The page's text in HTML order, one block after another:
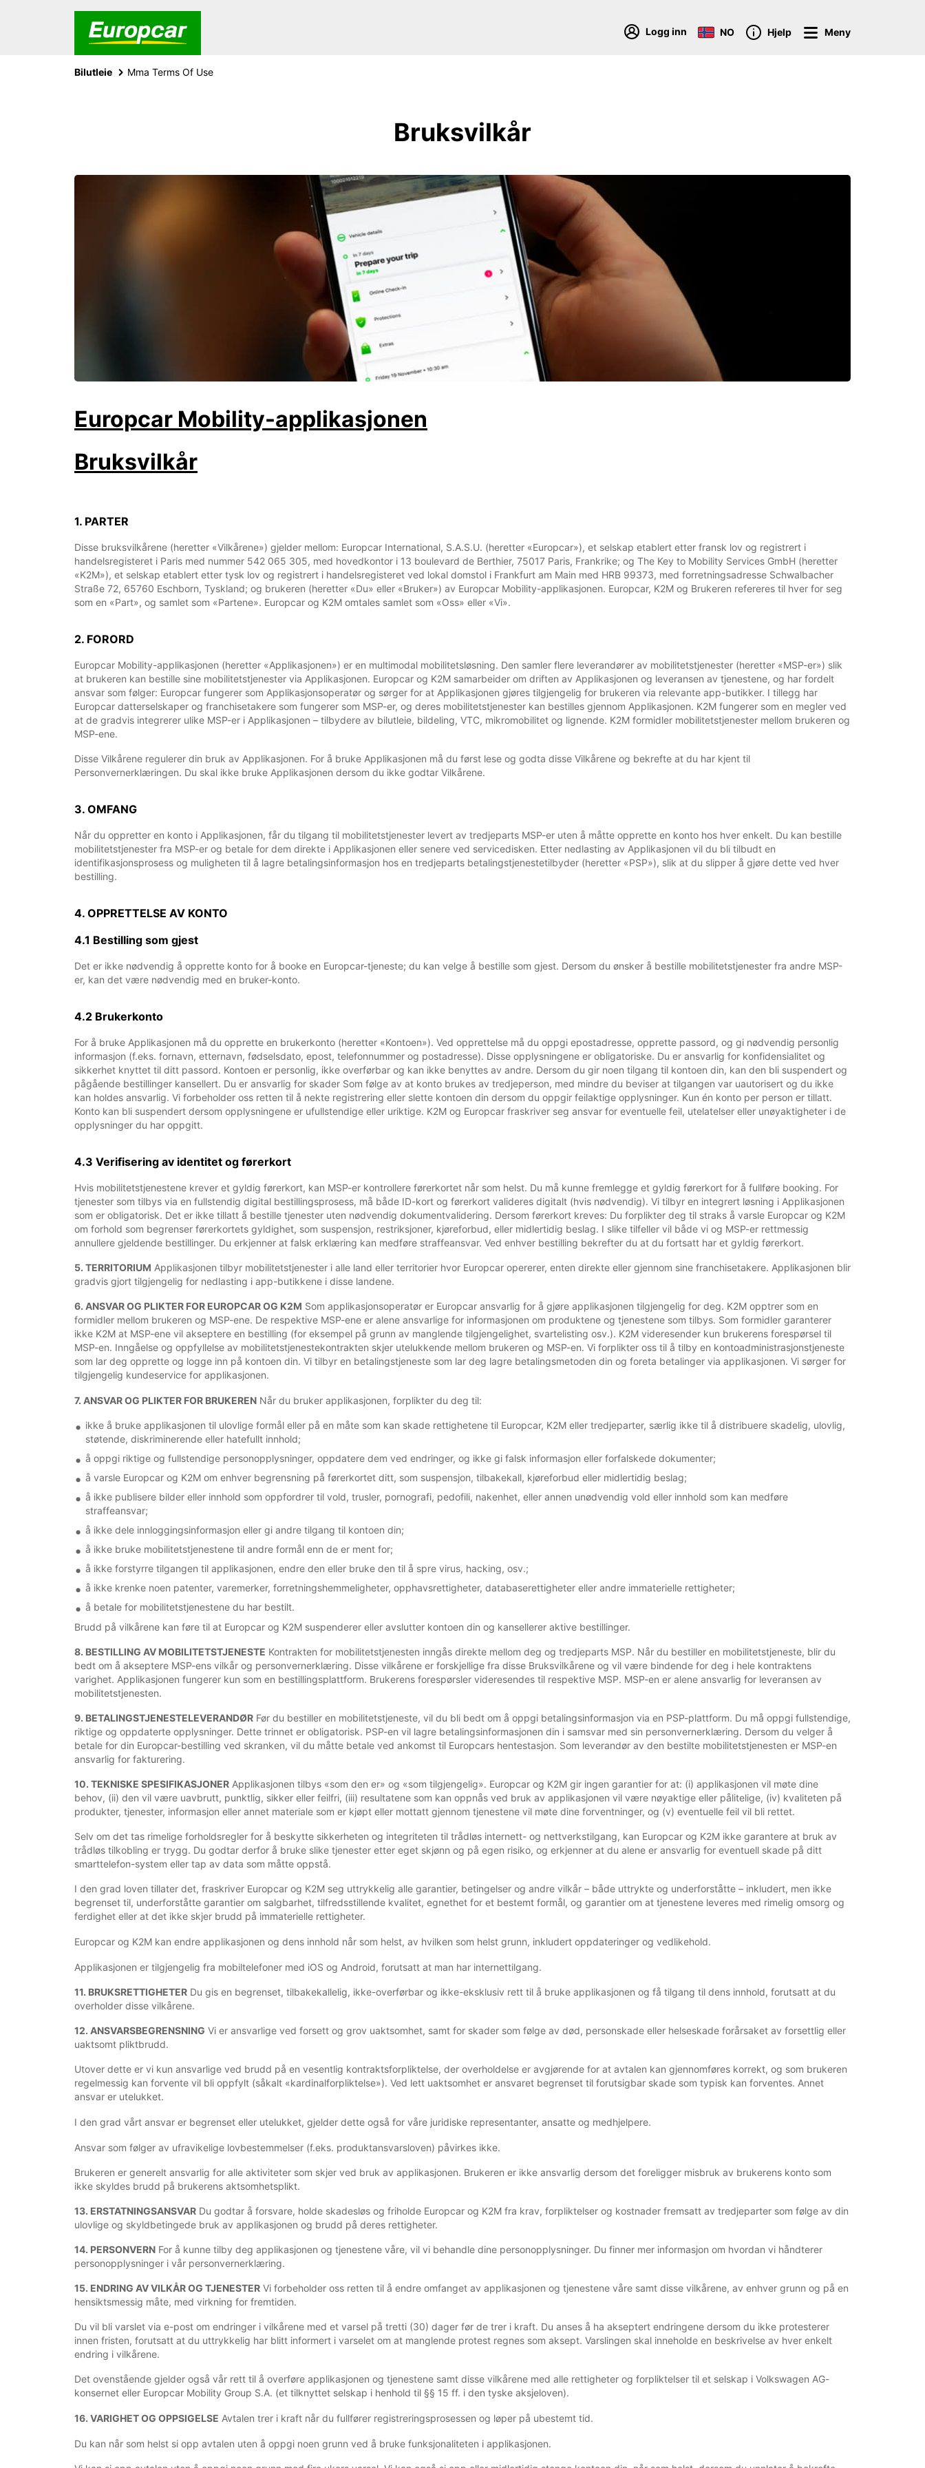
Logg inn NO Hjelp Meny
Bilutleie Mma Terms Of Use
Bruksvilkår
Europcar Mobility-applikasjonen
Bruksvilkår
1. PARTER
Disse bruksvilkårene (heretter «Vilkårene») gjelder mellom: Europcar International, S.A.S.U. (heretter «Europcar»), et selskap etablert etter fransk lov og registrert i
handelsregisteret i Paris med nummer 542 065 305, med hovedkontor i 13 boulevard de Berthier, 75017 Paris, Frankrike; og The Key to Mobility Services GmbH (heretter
«K2M»), et selskap etablert etter tysk lov og registrert i handelsregisteret ved lokal domstol i Frankfurt am Main med HRB 99373, med forretningsadresse Schwalbacher
Straße 72, 65760 Eschborn, Tyskland; og brukeren (heretter «Du» eller «Bruker») av Europcar Mobility-applikasjonen. Europcar, K2M og Brukeren refereres til hver for seg
som en «Part», og samlet som «Partene». Europcar og K2M omtales samlet som «Oss» eller «Vi».
2. FORORD
Europcar Mobility-applikasjonen (heretter «Applikasjonen») er en multimodal mobilitetsløsning. Den samler flere leverandører av mobilitetstjenester (heretter «MSP-er») slik
at brukeren kan bestille sine mobilitetstjenester via Applikasjonen. Europcar og K2M samarbeider om driften av Applikasjonen og leveransen av tjenestene, og har fordelt
ansvar som følger: Europcar fungerer som Applikasjonsoperatør og sørger for at Applikasjonen gjøres tilgjengelig for brukeren via relevante app-butikker. I tillegg har
Europcar datterselskaper og franchisetakere som fungerer som MSP-er, og deres mobilitetstjenester kan bestilles gjennom Applikasjonen. K2M fungerer som en megler ved
at de gradvis integrerer ulike MSP-er i Applikasjonen – tilbydere av bilutleie, bildeling, VTC, mikromobilitet og lignende. K2M formidler mobilitetstjenester mellom brukeren og
MSP-ene.
Disse Vilkårene regulerer din bruk av Applikasjonen. For å bruke Applikasjonen må du først lese og godta disse Vilkårene og bekrefte at du har kjent til
Personvernerklæringen. Du skal ikke bruke Applikasjonen dersom du ikke godtar Vilkårene.
3. OMFANG
Når du oppretter en konto i Applikasjonen, får du tilgang til mobilitetstjenester levert av tredjeparts MSP-er uten å måtte opprette en konto hos hver enkelt. Du kan bestille
mobilitetstjenester fra MSP-er og betale for dem direkte i Applikasjonen eller senere ved servicedisken. Etter nedlasting av Applikasjonen vil du bli tilbudt en
identifikasjonsprosess og muligheten til å lagre betalingsinformasjon hos en tredjeparts betalingstjenestetilbyder (heretter «PSP»), slik at du slipper å gjøre dette ved hver
bestilling.
4. OPPRETTELSE AV KONTO
4.1 Bestilling som gjest
Det er ikke nødvendig å opprette konto for å booke en Europcar-tjeneste; du kan velge å bestille som gjest. Dersom du ønsker å bestille mobilitetstjenester fra andre MSP-
er, kan det være nødvendig med en bruker-konto.
4.2 Brukerkonto
For å bruke Applikasjonen må du opprette en brukerkonto (heretter «Kontoen»). Ved opprettelse må du oppgi epostadresse, opprette passord, og gi nødvendig personlig
informasjon (f.eks. fornavn, etternavn, fødselsdato, epost, telefonnummer og postadresse). Disse opplysningene er obligatoriske. Du er ansvarlig for konfidensialitet og
sikkerhet knyttet til ditt passord. Kontoen er personlig, ikke overførbar og kan ikke benyttes av andre. Dersom du gir noen tilgang til kontoen din, kan den bli suspendert og
pågående bestillinger kansellert. Du er ansvarlig for skader Som følge av at konto brukes av tredjeperson, med mindre du beviser at tilgangen var uautorisert og du ikke
kan holdes ansvarlig. Vi forbeholder oss retten til å nekte registrering eller slette kontoen din dersom du oppgir feilaktige opplysninger. Kun én konto per person er tillatt.
Konto kan bli suspendert dersom opplysningene er ufullstendige eller uriktige. K2M og Europcar fraskriver seg ansvar for eventuelle feil, utelatelser eller unøyaktigheter i de
opplysninger du har oppgitt.
4.3 Verifisering av identitet og førerkort
Hvis mobilitetstjenestene krever et gyldig førerkort, kan MSP-er kontrollere førerkortet når som helst. Du må kunne fremlegge et gyldig førerkort for å fullføre booking. For
tjenester som tilbys via en fullstendig digital bestillingsprosess, må både ID-kort og førerkort valideres digitalt (hvis nødvendig). Vi tilbyr en integrert løsning i Applikasjonen
som er obligatorisk. Det er ikke tillatt å bestille tjenester uten nødvendig dokumentvalidering. Dersom førerkort kreves: Du forplikter deg til straks å varsle Europcar og K2M
om forhold som begrenser førerkortets gyldighet, som suspensjon, restriksjoner, kjøreforbud, eller midlertidig beslag. I slike tilfeller vil både vi og MSP-er rettmessig
annullere gjeldende bestillinger. Du erkjenner at falsk erklæring kan medføre straffeansvar. Ved enhver bestilling bekrefter du at du fortsatt har et gyldig førerkort.
5. TERRITORIUM Applikasjonen tilbyr mobilitetstjenester i alle land eller territorier hvor Europcar opererer, enten direkte eller gjennom sine franchisetakere. Applikasjonen blir
gradvis gjort tilgjengelig for nedlasting i app-butikkene i disse landene.
6. ANSVAR OG PLIKTER FOR EUROPCAR OG K2M Som applikasjonsoperatør er Europcar ansvarlig for å gjøre applikasjonen tilgjengelig for deg. K2M opptrer som en
formidler mellom brukeren og MSP-ene. De respektive MSP-ene er alene ansvarlige for informasjonen om produktene og tjenestene som tilbys. Som formidler garanterer
ikke K2M at MSP-ene vil akseptere en bestilling (for eksempel på grunn av manglende tilgjengelighet, svartelisting osv.). K2M videresender kun brukerens forespørsel til
MSP-en. Inngåelse og oppfyllelse av mobilitetstjenestekontrakten skjer utelukkende mellom brukeren og MSP-en. Vi forplikter oss til å tilby en kontoadministrasjonstjeneste
som lar deg opprette og logge inn på kontoen din. Vi tilbyr en betalingstjeneste som lar deg lagre betalingsmetoden din og foreta betalinger via applikasjonen. Vi sørger for
tilgjengelig kundeservice for applikasjonen.
7. ANSVAR OG PLIKTER FOR BRUKEREN Når du bruker applikasjonen, forplikter du deg til:
ikke å bruke applikasjonen til ulovlige formål eller på en måte som kan skade rettighetene til Europcar, K2M eller tredjeparter, særlig ikke til å distribuere skadelig, ulovlig,
støtende, diskriminerende eller hatefullt innhold;
å oppgi riktige og fullstendige personopplysninger, oppdatere dem ved endringer, og ikke gi falsk informasjon eller forfalskede dokumenter;
å varsle Europcar og K2M om enhver begrensning på førerkortet ditt, som suspensjon, tilbakekall, kjøreforbud eller midlertidig beslag;
å ikke publisere bilder eller innhold som oppfordrer til vold, trusler, pornografi, pedofili, nakenhet, eller annen unødvendig vold eller innhold som kan medføre
straffeansvar;
å ikke dele innloggingsinformasjon eller gi andre tilgang til kontoen din;
å ikke bruke mobilitetstjenestene til andre formål enn de er ment for;
å ikke forstyrre tilgangen til applikasjonen, endre den eller bruke den til å spre virus, hacking, osv.;
å ikke krenke noen patenter, varemerker, forretningshemmeligheter, opphavsrettigheter, databaserettigheter eller andre immaterielle rettigheter;
å betale for mobilitetstjenestene du har bestilt.
Brudd på vilkårene kan føre til at Europcar og K2M suspenderer eller avslutter kontoen din og kansellerer aktive bestillinger.
8. BESTILLING AV MOBILITETSTJENESTE Kontrakten for mobilitetstjenesten inngås direkte mellom deg og tredjeparts MSP. Når du bestiller en mobilitetstjeneste, blir du
bedt om å akseptere MSP-ens vilkår og personvernerklæring. Disse vilkårene er forskjellige fra disse Bruksvilkårene og vil være bindende for deg i hele kontraktens
varighet. Applikasjonen fungerer kun som en bestillingsplattform. Brukerens forespørsler videresendes til respektive MSP. MSP-en er alene ansvarlig for leveransen av
mobilitetstjenesten.
9. BETALINGSTJENESTELEVERANDØR Før du bestiller en mobilitetstjeneste, vil du bli bedt om å oppgi betalingsinformasjon via en PSP-plattform. Du må oppgi fullstendige,
riktige og oppdaterte opplysninger. Dette trinnet er obligatorisk. PSP-en vil lagre betalingsinformasjonen din i samsvar med sin personvernerklæring. Dersom du velger å
betale for din Europcar-bestilling ved skranken, vil du måtte betale ved ankomst til Europcars hentestasjon. Som leverandør av den bestilte mobilitetstjenesten er MSP-en
ansvarlig for fakturering.
10. TEKNISKE SPESIFIKASJONER Applikasjonen tilbys «som den er» og «som tilgjengelig». Europcar og K2M gir ingen garantier for at: (i) applikasjonen vil møte dine
behov, (ii) den vil være uavbrutt, punktlig, sikker eller feilfri, (iii) resultatene som kan oppnås ved bruk av applikasjonen vil være nøyaktige eller pålitelige, (iv) kvaliteten på
produkter, tjenester, informasjon eller annet materiale som er kjøpt eller mottatt gjennom tjenestene vil møte dine forventninger, og (v) eventuelle feil vil bli rettet.
Selv om det tas rimelige forholdsregler for å beskytte sikkerheten og integriteten til trådløs internett- og nettverkstilgang, kan Europcar og K2M ikke garantere at bruk av
trådløs tilkobling er trygg. Du godtar derfor å bruke slike tjenester etter eget skjønn og på egen risiko, og erkjenner at du alene er ansvarlig for eventuell skade på ditt
smarttelefon-system eller tap av data som måtte oppstå.
I den grad loven tillater det, fraskriver Europcar og K2M seg uttrykkelig alle garantier, betingelser og andre vilkår – både uttrykte og underforståtte – inkludert, men ikke
begrenset til, underforståtte garantier om salgbarhet, tilfredsstillende kvalitet, egnethet for et bestemt formål, og garantier om at tjenestene leveres med rimelig omsorg og
ferdighet eller at det ikke skjer brudd på immaterielle rettigheter.
Europcar og K2M kan endre applikasjonen og dens innhold når som helst, av hvilken som helst grunn, inkludert oppdateringer og vedlikehold.
Applikasjonen er tilgjengelig fra mobiltelefoner med iOS og Android, forutsatt at man har internettilgang.
11. BRUKSRETTIGHETER Du gis en begrenset, tilbakekallelig, ikke-overførbar og ikke-eksklusiv rett til å bruke applikasjonen og få tilgang til dens innhold, forutsatt at du
overholder disse vilkårene.
12. ANSVARSBEGRENSNING Vi er ansvarlige ved forsett og grov uaktsomhet, samt for skader som følge av død, personskade eller helseskade forårsaket av forsettlig eller
uaktsomt pliktbrudd.
Utover dette er vi kun ansvarlige ved brudd på en vesentlig kontraktsforpliktelse, der overholdelse er avgjørende for at avtalen kan gjennomføres korrekt, og som brukeren
regelmessig kan forvente vil bli oppfylt (såkalt «kardinalforpliktelse»). Ved lett uaktsomhet er ansvaret begrenset til forutsigbar skade som typisk kan forventes. Annet
ansvar er utelukket.
I den grad vårt ansvar er begrenset eller utelukket, gjelder dette også for våre juridiske representanter, ansatte og medhjelpere.
Ansvar som følger av ufravikelige lovbestemmelser (f.eks. produktansvarsloven) påvirkes ikke.
Brukeren er generelt ansvarlig for alle aktiviteter som skjer ved bruk av applikasjonen. Brukeren er ikke ansvarlig dersom det foreligger misbruk av brukerens konto som
ikke skyldes brudd på brukerens aktsomhetsplikt.
13. ERSTATNINGSANSVAR Du godtar å forsvare, holde skadesløs og friholde Europcar og K2M fra krav, forpliktelser og kostnader fremsatt av tredjeparter som følge av din
ulovlige og skyldbetingede bruk av applikasjonen og brudd på deres rettigheter.
14. PERSONVERN For å kunne tilby deg applikasjonen og tjenestene våre, vil vi behandle dine personopplysninger. Du finner mer informasjon om hvordan vi håndterer
personopplysninger i vår personvernerklæring.
15. ENDRING AV VILKÅR OG TJENESTER Vi forbeholder oss retten til å endre omfanget av applikasjonen og tjenestene våre samt disse vilkårene, av enhver grunn og på en
hensiktsmessig måte, med virkning for fremtiden.
Du vil bli varslet via e-post om endringer i vilkårene med et varsel på tretti (30) dager før de trer i kraft. Du anses å ha akseptert endringene dersom du ikke protesterer
innen fristen, forutsatt at du uttrykkelig har blitt informert i varselet om at manglende protest regnes som aksept. Varslingen skal inneholde en beskrivelse av hver enkelt
endring i vilkårene.
Det ovenstående gjelder også vår rett til å overføre applikasjonen og tjenestene samt disse vilkårene med alle rettigheter og forpliktelser til et selskap i Volkswagen AG-
konsernet eller Europcar Mobility Group S.A. (et tilknyttet selskap i henhold til §§ 15 ff. i den tyske aksjeloven).
16. VARIGHET OG OPPSIGELSE Avtalen trer i kraft når du fullfører registreringsprosessen og løper på ubestemt tid.
Du kan når som helst si opp avtalen uten å oppgi noen grunn ved å bruke funksjonaliteten i applikasjonen.